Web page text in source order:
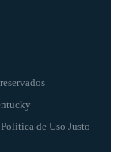
Política de Uso Justo